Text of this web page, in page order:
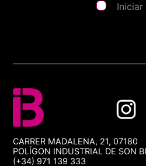
Iniciar
CARRER MADALENA, 21, 07180
POLÍGON INDUSTRIAL DE SON
(+34) 971 139 333